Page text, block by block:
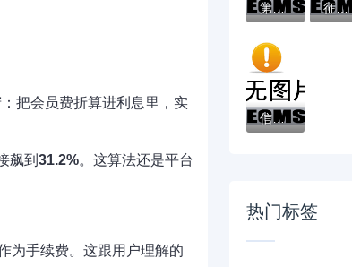
把会员费折算进利息里，实
飙到 31.2%。这算法还是平台
为手续费。这跟用户理解的
第三套房贷款影响征信吗？三大风险+避坑指南 征信黑了还能提额吗？信用花了的正确应对思...
信业帮好下款吗？这6个先息后本正规贷款平台...
热门标签